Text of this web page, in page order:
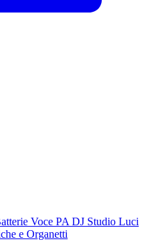
Voce PA DJ Studio Luci
e Organetti